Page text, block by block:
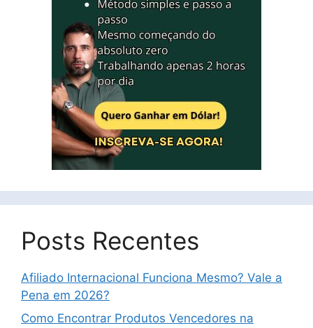
Posts Recentes
Afiliado Internacional Funciona Mesmo? Vale a
Pena em 2026?
Como Encontrar Produtos Vencedores na